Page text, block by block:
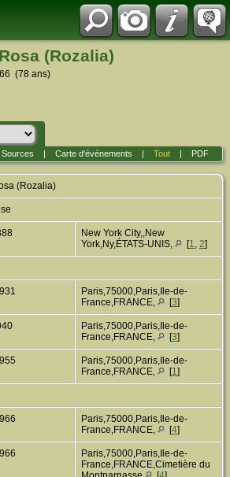
(Rozalia)
(78 ans)
Sources Carte d'événements Tout| PDF
(Rozalia)
New York City,,New
York,Ny,ÉTATS-UNIS,
[1, 2]
Paris,75000,Paris,Ile-de-
France,FRANCE,
[3]
Paris,75000,Paris,Ile-de-
France,FRANCE,
[3]
Paris,75000,Paris,Ile-de-
France,FRANCE,
[1]
Paris,75000,Paris,Ile-de-
France,FRANCE,
[4]
Paris,75000,Paris,Ile-de-
France,FRANCE,Cimetière du